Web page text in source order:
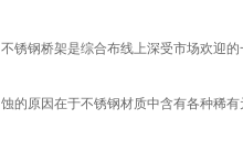
不锈钢桥架是综合布线上深受市场欢迎
蚀的原因在于不锈钢材质中含有各种稀有